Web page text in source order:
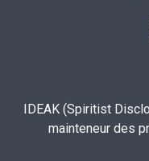
IDEAK (Spiritist
mainteneur des